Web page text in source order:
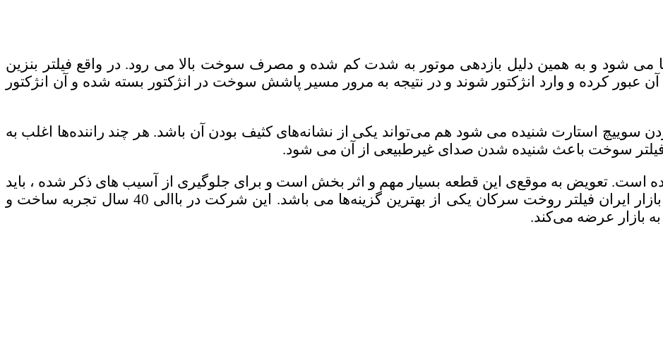
می شود و به همین دلیل بازدهی موتور به شدت کم شده و مصرف سوخت بالا می رود. در واقع فیلتر بنزین
کرده و وارد انژکتور شوند و در نتیجه به مرور مسیر پاشش سوخت در انژکتور بسته شده و آن انژکتور
سوییچ استارت شنیده می شود هم می‌تواند یکی از نشانه‌های کثیف بودن آن باشد. هر چند راننده‌ها اغلب به
سوخت باعث شنیده شدن صدای غیرطبیعی از آن می شود.
است. تعویض به موقع‌ی این قطعه بسیار مهم و اثر بخش است و برای جلوگیری از آسیب های ذکر شده ، باید
فیلتر خود را در زمان مناسب تعویض نمایید. در بازار ایران فیلتر روخت سرکان یکی از بهترین گزینه‌ها می باشد. این شرکت در باالی 40 سال تجربه ساخت و
به بازار عرضه می‌کند.